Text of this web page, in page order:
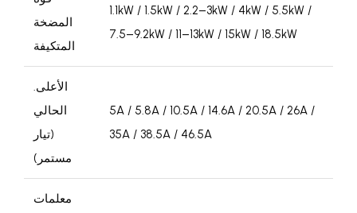
المضخة
المتكيفة
1.1kW / 1.5kW / 2.2–3kW / 4kW / 5.5kW /
7.5–9.2kW / 11–13kW / 15kW / 18.5kW
الأعلى.
الحالي
(تيار
مستمر)
5A / 5.8A / 10.5A / 14.6A / 20.5A / 26A /
35A / 38.5A / 46.5A
معلمات